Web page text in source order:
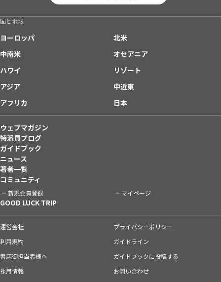
国と地域
ヨーロッパ
北米
中南米
オセアニア
ハワイ
リゾート
アジア
中近東
アフリカ
日本
ウェブマガジン
特派員ブログ
ガイドブック
ニュース
著者一覧
コミュニティ
新規会員登録 マイページ
GOOD LUCK TRIP
運営会社
プライバシーポリシー
利用規約
ガイドライン
書店御担当者様へ
ガイドブックに投稿する
採用情報
お問い合わせ